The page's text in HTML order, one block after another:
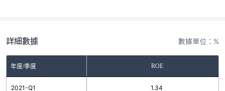
詳細數據 數據單位：%
年度/季度 ROE
2021-Q1 1.34